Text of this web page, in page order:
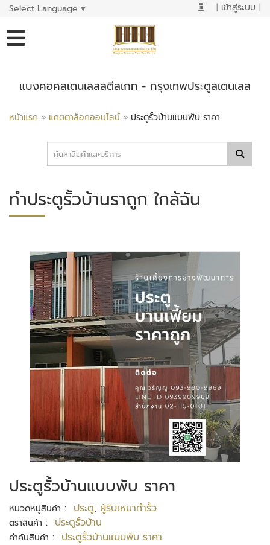
Select Language ▼ | เข้าสู่ระบบ |
แบงคอคสเตนเลสสตีลเกท - กรุงเทพประตูสเตนเลส
หน้าแรก » แคตตาล็อกออนไลน์ » ประตูรั้วบ้านแบบพับ ราคา
ทำประตูรั้วบ้านราถูก ใกล้ฉัน
ประตูรั้วบ้านแบบพับ ราคา
หมวดหมู่สินค้า : ประตู, ผู้รับเหมาทำรั้ว
ตราสินค้า : ประตูรั้วบ้าน
คำค้นสินค้า : ประตูรั้วบ้านแบบพับ ราคา